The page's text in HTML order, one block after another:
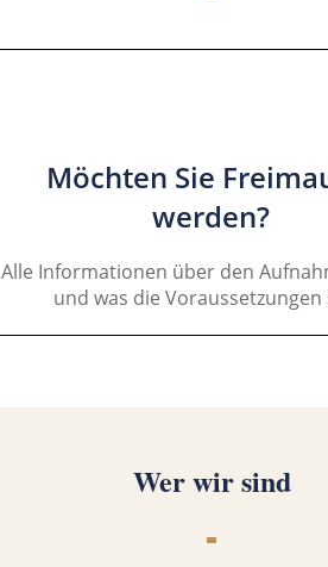
Möchten Sie
werden?
Alle Informationen über den
und was die Voraussetzungen
Wer wir sind